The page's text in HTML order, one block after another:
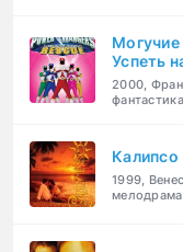
Успеть
2000,
Калипсо
1999,
мелодрама